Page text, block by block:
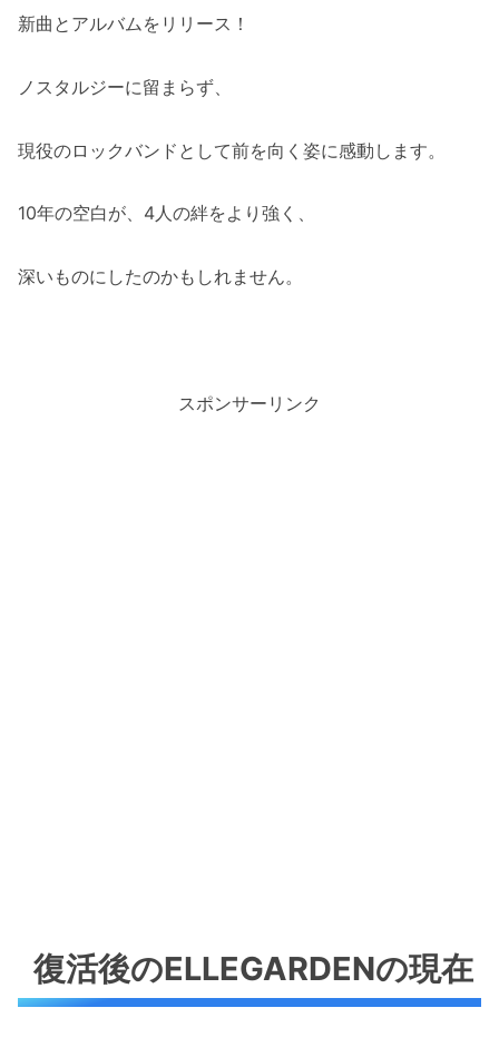
新曲とアルバムをリリース！
ノスタルジーに留まらず、
現役のロックバンドとして前を向く姿に感動します。
10年の空白が、4人の絆をより強く、
深いものにしたのかもしれません。
スポンサーリンク
復活後のELLEGARDENの現在